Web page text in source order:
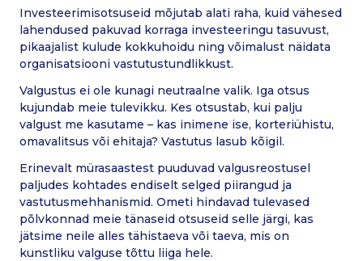
Investeerimisotsuseid mõjutab alati raha, kuid vähesed
lahendused pakuvad korraga investeeringu tasuvust,
pikaajalist kulude kokkuhoidu ning võimalust näidata
organisatsiooni vastutustundlikkust.
Valgustus ei ole kunagi neutraalne valik. Iga otsus
kujundab meie tulevikku. Kes otsustab, kui palju
valgust me kasutame – kas inimene ise, korteriühistu,
omavalitsus või ehitaja? Vastutus lasub kõigil.
Erinevalt mürasaastest puuduvad valgusreostusel
paljudes kohtades endiselt selged piirangud ja
vastutusmehhanismid. Ometi hindavad tulevased
põlvkonnad meie tänaseid otsuseid selle järgi, kas
jätsime neile alles tähistaeva või taeva, mis on
kunstliku valguse tõttu liiga hele.